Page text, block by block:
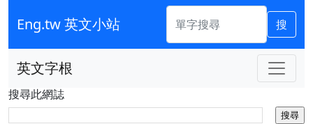
Eng.tw 英文小站 搜
英文字根
搜尋此網誌